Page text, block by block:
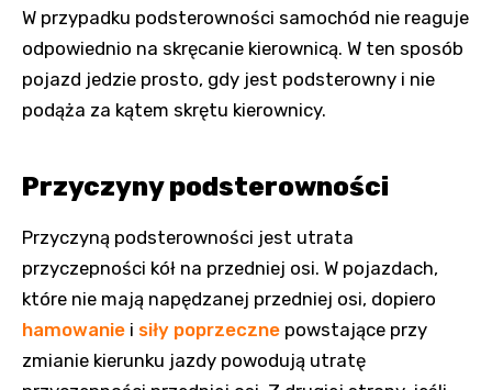
W przypadku podsterowności samochód nie reaguje
odpowiednio na skręcanie kierownicą. W ten sposób
pojazd jedzie prosto, gdy jest podsterowny i nie
podąża za kątem skrętu kierownicy.
Przyczyny podsterowności
Przyczyną podsterowności jest utrata
przyczepności kół na przedniej osi. W pojazdach,
które nie mają napędzanej przedniej osi, dopiero
hamowanie i siły poprzeczne powstające przy
zmianie kierunku jazdy powodują utratę